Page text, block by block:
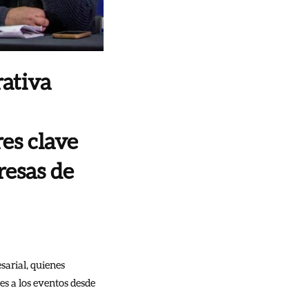
clave
de
quienes
a los eventos desde